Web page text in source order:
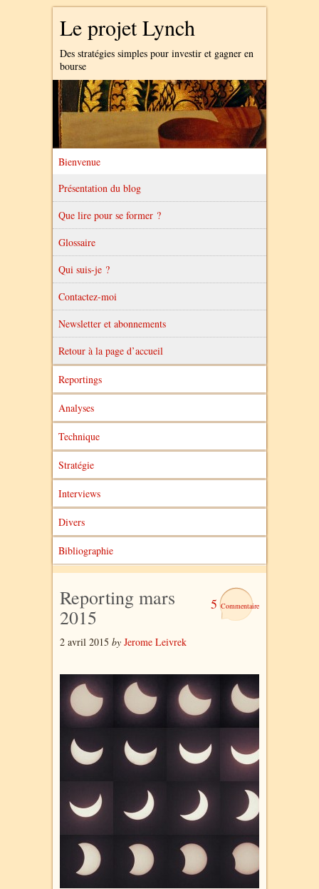
Le projet Lynch
Des stratégies simples pour investir et gagner en
bourse
Bienvenue
Présentation du blog
Que lire pour se former ?
Glossaire
Qui suis-je ?
Contactez-moi
Newsletter et abonnements
Retour à la page d’accueil
Reportings
Analyses
Technique
Stratégie
Interviews
Divers
Bibliographie
5
Reporting mars
2015
2 avril 2015 by Jerome Leivrek